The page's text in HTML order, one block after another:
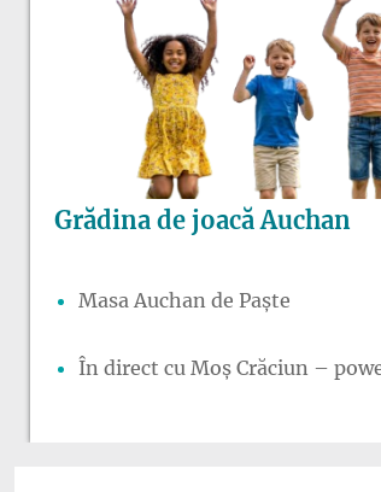
Grădina de joacă Auchan
Masa Auchan de Paște
În direct cu Moș Crăciun –